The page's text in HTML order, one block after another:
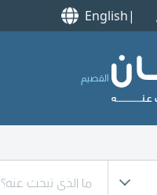
English
القصيم